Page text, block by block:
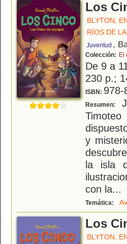
Los
BLYTON,
RÍOS DE
Juventud ,
Colección: El
De 9 a
230 p.;
ISBN: 978-
Resumen:
y
la isla
con la...
Temática:
Los
BLYTON,